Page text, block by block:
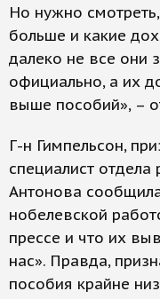
Но нужно
больше и какие
далеко не все они
официально, а их
выше пособий», –
Г-н Гимпельсон,
специалист
Антонова
нобелевской
прессе и что их
нас». Правда,
пособия крайне